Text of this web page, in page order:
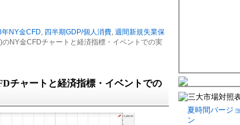
NY金CFD, 四半期GDP/個人消費, 週間新規失業保
NY金CFDチャートと経済指標・イベントでの実
チャートと経済指標・イベントでの
夏時間バージョ
ン